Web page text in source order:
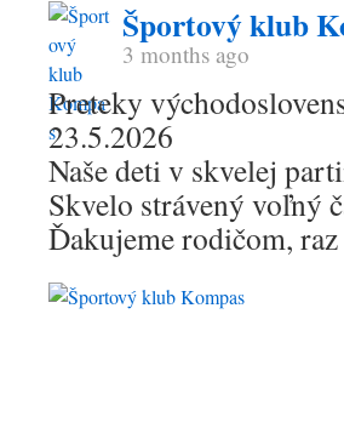
Športový klub
3 months ago
Preteky
23.5.2026
Naše deti v skvelej
Skvelo strávený voľný
Ďakujeme rodičom,